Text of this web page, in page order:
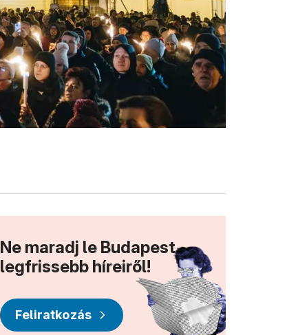
Ne maradj le Budapest
legfrissebb híreiről!
Feliratkozás